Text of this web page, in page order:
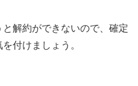
解約ができないので、確定
付けましょう。